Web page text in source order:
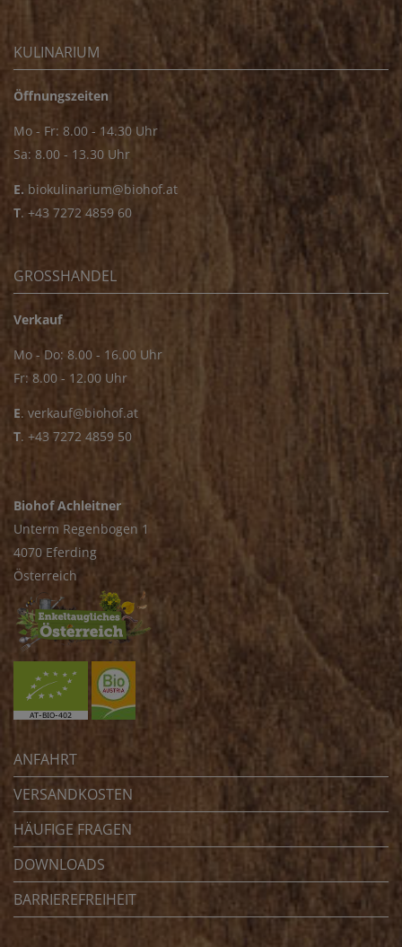
KULINARIUM
Öffnungszeiten
Mo - Fr: 8.00 - 14.30 Uhr
Sa: 8.00 - 13.30 Uhr
E. biokulinarium@biohof.at
T. +43 7272 4859 60
GROSSHANDEL
Verkauf
Mo - Do: 8.00 - 16.00 Uhr
Fr: 8.00 - 12.00 Uhr
E. verkauf@biohof.at
T. +43 7272 4859 50
Biohof Achleitner
Unterm Regenbogen 1
4070 Eferding
Österreich
ANFAHRT
VERSANDKOSTEN
HÄUFIGE FRAGEN
DOWNLOADS
BARRIEREFREIHEIT